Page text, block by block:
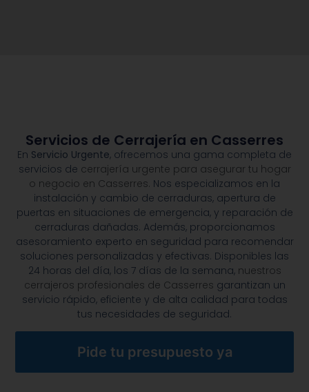
Servicios de Cerrajería en Casserres
En Servicio Urgente, ofrecemos una gama completa de
servicios de cerrajería urgente para asegurar tu hogar
o negocio en Casserres. Nos especializamos en la
instalación y cambio de cerraduras, apertura de
puertas en situaciones de emergencia, y reparación de
cerraduras dañadas. Además, proporcionamos
asesoramiento experto en seguridad para recomendar
soluciones personalizadas y efectivas. Disponibles las
24 horas del día, los 7 días de la semana, nuestros
cerrajeros profesionales de Casserres garantizan un
servicio rápido, eficiente y de alta calidad para todas
tus necesidades de seguridad.
Pide tu presupuesto ya